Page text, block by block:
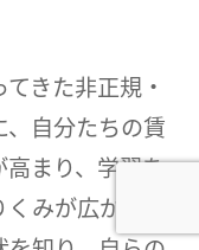
きた非正規・
自分たちの賃
まり、学習を
みが広がっ